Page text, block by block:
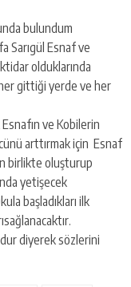
bulundum
Sarıgül Esnaf ve
olduklarında
her gittiği yerde ve her
ve Kobilerin
arttırmak için Esnaf
birlikte oluşturup
yetişecek
başladıkları ilk
diyerek sözlerini